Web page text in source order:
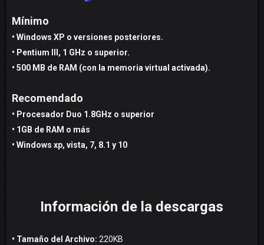
Mínimo
• Windows XP o versiones posteriores.
• Pentium III, 1 GHz o superior.
• 500 MB de RAM (con la memoria virtual activada).
Recomendado
• Procesador Duo 1.8GHz o superior
• 1GB de RAM o más
• Windows xp, vista, 7, 8.1 y 10
Información de la descargas
• Tamaño del Archivo: 220KB